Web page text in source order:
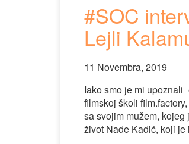
#SOC
Lejli
11 Novembra, 2019
Iako smo je mi
filmskoj školi
sa svojim mužem,
život Nade Kadić, koji